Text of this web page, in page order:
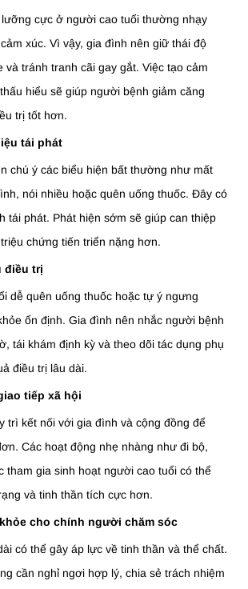
cực ở người cao tuổi thường nhạy
xúc. Vì vậy, gia đình nên giữ thái độ
và tránh tranh cãi gay gắt. Việc tạo cảm
hiểu sẽ giúp người bệnh giảm căng
trị tốt hơn.
tái phát
chú ý các biểu hiện bất thường như mất
nói nhiều hoặc quên uống thuốc. Đây có
tái phát. Phát hiện sớm sẽ giúp can thiệp
chứng tiến triển nặng hơn.
điều trị
dễ quên uống thuốc hoặc tự ý ngưng
ổn định. Gia đình nên nhắc người bệnh
tái khám định kỳ và theo dõi tác dụng phụ
điều trị lâu dài.
tiếp xã hội
trì kết nối với gia đình và cộng đồng để
Các hoạt động nhẹ nhàng như đi bộ,
tham gia sinh hoạt người cao tuổi có thể
và tinh thần tích cực hơn.
cho chính người chăm sóc
có thể gây áp lực về tinh thần và thể chất.
cần nghỉ ngơi hợp lý, chia sẻ trách nhiệm